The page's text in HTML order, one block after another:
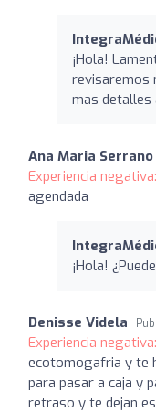
¡Hola!
revisaremos
mas detalles
Ana Maria Serrano
Experiencia negativa:
agendada
¡Hola!
Denisse Videla
Experiencia negativa:
ecotomogafria y te
para pasar a caja y
retraso y te dejan